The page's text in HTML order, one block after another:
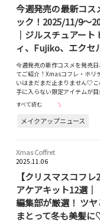
今週発売の最新コス
ック！2025/11/9～
｜ジルスチュアート
ィ、Fujiko、エク
今週発売の新作コスメを発売
てご紹介！Xmasコフレ・ホリ
いはまだまだ止まりません♡
手に入らない限定アイテムが
すべて読む
メイクアップニュース
Xmas Coffret
2025.11.06
【クリスマスコフレ
アケアキット12選｜
編集部が厳選！ ツ
まとって冬も美髪